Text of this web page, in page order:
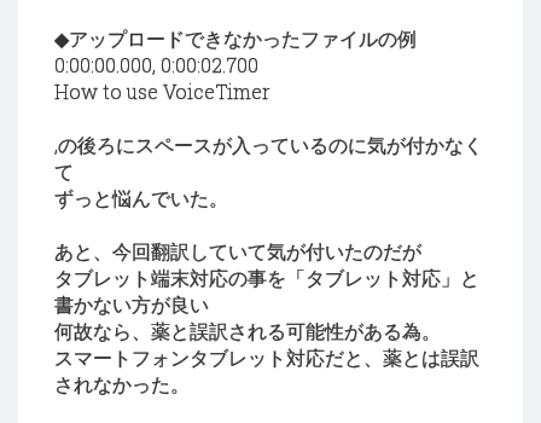
◆アップロードできなかったファイルの例
0:00:00.000, 0:00:02.700
How to use VoiceTimer
,の後ろにスペースが入っているのに気が付かなく
て
ずっと悩んでいた。
あと、今回翻訳していて気が付いたのだが
タブレット端末対応の事を「タブレット対応」と
書かない方が良い
何故なら、薬と誤訳される可能性がある為。
スマートフォンタブレット対応だと、薬とは誤訳
されなかった。